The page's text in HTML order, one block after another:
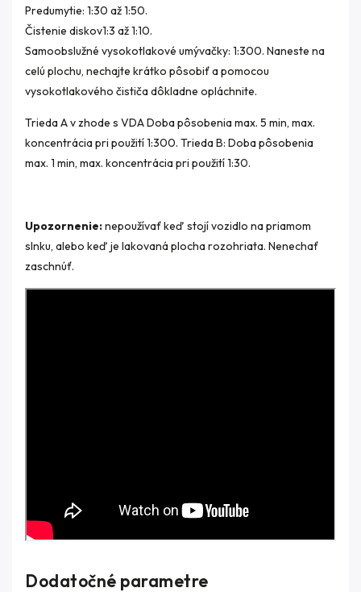
Predumytie: 1:30 až 1:50.
Čistenie diskov1:3 až 1:10.
Samoobslužné vysokotlakové umývačky: 1:300. Naneste na
celú plochu, nechajte krátko pôsobiť a pomocou
vysokotlakového čističa dôkladne opláchnite.
Trieda A v zhode s VDA Doba pôsobenia max. 5 min, max.
koncentrácia pri použití 1:300. Trieda B: Doba pôsobenia
max. 1 min, max. koncentrácia pri použití 1:30.
Upozornenie:nepoužívať keď stojí vozidlo na priamom
slnku, alebo keď je lakovaná plocha rozohriata. Nenechať
zaschnúť.
Dodatočné parametre